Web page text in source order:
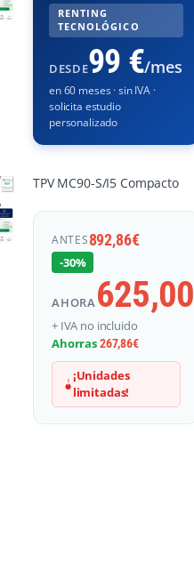
RENTING
TECNOLÓGICO
DESDE99 €/mes
en 60 meses · sin IVA ·
solicita estudio
personalizado
TPV MC90-S/I5 Compacto
ANTES892,86€
-30%
AHORA625,00
+ IVA no incluido
Ahorras267,86€
¡Unidades
limitadas!